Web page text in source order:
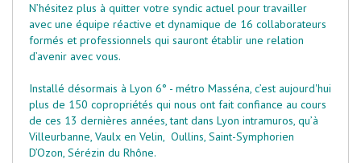
N’hésitez plus à quitter votre syndic actuel pour travailler
avec une équipe réactive et dynamique de 16 collaborateurs
formés et professionnels qui sauront établir une relation
d’avenir avec vous.
Installé désormais à Lyon 6° - métro Masséna, c’est aujourd'hui
plus de 150 copropriétés qui nous ont fait confiance au cours
de ces 13 dernières années, tant dans Lyon intramuros, qu’à
Villeurbanne, Vaulx en Velin, Oullins, Saint-Symphorien
D’Ozon, Sérézin du Rhône.